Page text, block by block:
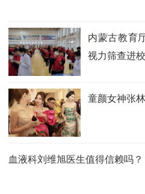
内蒙古教育
视力筛查进
童颜女神张
血液科刘维旭医生值得信赖吗？